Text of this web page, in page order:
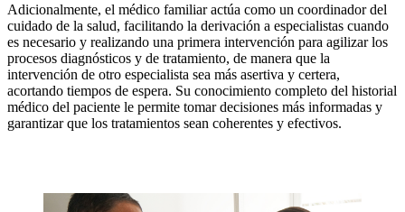
Adicionalmente, el médico familiar actúa como un coordinador del
cuidado de la salud, facilitando la derivación a especialistas cuando
es necesario y realizando una primera intervención para agilizar los
procesos diagnósticos y de tratamiento, de manera que la
intervención de otro especialista sea más asertiva y certera,
acortando tiempos de espera. Su conocimiento completo del historial
médico del paciente le permite tomar decisiones más informadas y
garantizar que los tratamientos sean coherentes y efectivos.